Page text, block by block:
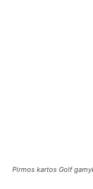
Pirmos kartos Golf